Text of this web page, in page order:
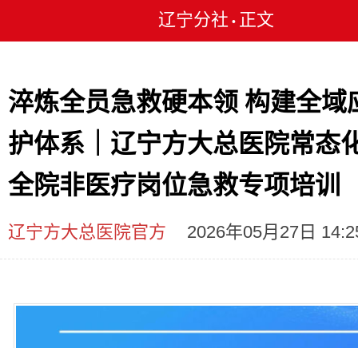
辽宁分社 • 正文
淬炼全员急救硬本领 构建全域
护体系｜辽宁方大总医院常态
全院非医疗岗位急救专项培训
辽宁方大总医院官方 2026年05月27日